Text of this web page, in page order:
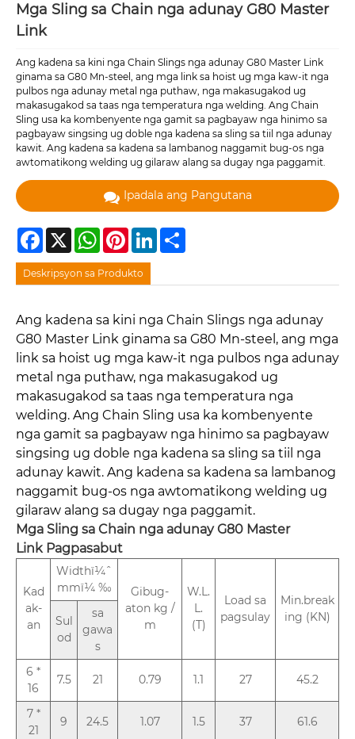
Mga Sling sa Chain nga adunay G80 Master
Link
Ang kadena sa kini nga Chain Slings nga adunay G80 Master Link
ginama sa G80 Mn-steel, ang mga link sa hoist ug mga kaw-it nga
pulbos nga adunay metal nga puthaw, nga makasugakod ug
makasugakod sa taas nga temperatura nga welding. Ang Chain
Sling usa ka kombenyente nga gamit sa pagbayaw nga hinimo sa
pagbayaw singsing ug doble nga kadena sa sling sa tiil nga adunay
kawit. Ang kadena sa kadena sa lambanog naggamit bug-os nga
awtomatikong welding ug gilaraw alang sa dugay nga paggamit.
Ipadala ang Pangutana
Facebook
X WhatsAppPinterestLinkedIn
Deskripsyon sa Produkto
Ang kadena sa kini nga Chain Slings nga adunay
G80 Master Link ginama sa G80 Mn-steel, ang mga
link sa hoist ug mga kaw-it nga pulbos nga adunay
metal nga puthaw, nga makasugakod ug
makasugakod sa taas nga temperatura nga
welding. Ang Chain Sling usa ka kombenyente
nga gamit sa pagbayaw nga hinimo sa pagbayaw
singsing ug doble nga kadena sa sling sa tiil nga
adunay kawit. Ang kadena sa kadena sa lambanog
naggamit bug-os nga awtomatikong welding ug
gilaraw alang sa dugay nga paggamit.
Mga Sling sa Chain nga adunay G80 Master
Link Pagpasabut
Kad
ak-
an
Widthï¼ˆ
mmï¼ ‰
Gibug-
aton kg /
m
W.L.
L.
(T)
Load sa
pagsulay
Min.break
ing (KN)
Sul
od
sa
gawa
s
6 *
16
7.5 21 0.79 1.1 27 45.2
7 *
21
9 24.5 1.07 1.5 37 61.6